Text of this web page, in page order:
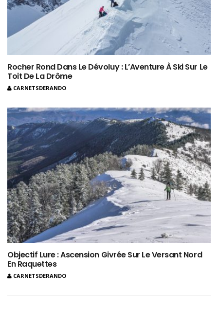
Rocher Rond Dans Le Dévoluy : L’Aventure À Ski Sur Le
Toit De La Drôme
CARNETSDERANDO
Objectif Lure : Ascension Givrée Sur Le Versant Nord
En Raquettes
CARNETSDERANDO